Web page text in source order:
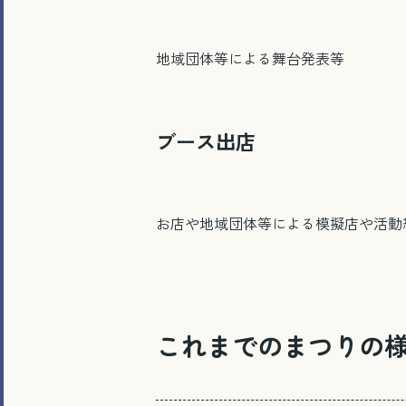
地域団体等による舞台発表等
ブース出店
お店や地域団体等による模擬店や活
これまでのまつりの